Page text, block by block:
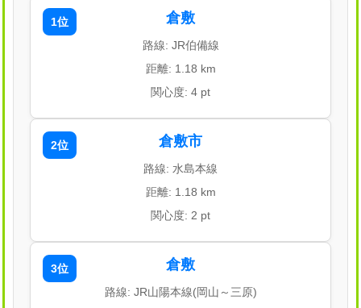
1位 倉敷
路線: JR伯備線
距離: 1.18 km
関心度: 4 pt
2位 倉敷市
路線: 水島本線
距離: 1.18 km
関心度: 2 pt
3位 倉敷
路線: JR山陽本線(岡山～三原)